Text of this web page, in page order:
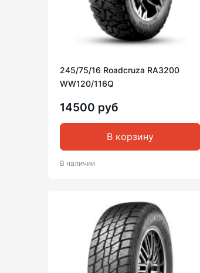
245/75/16 Roadcruza RA3200
WW120/116Q
14500 руб
В корзину
В наличии